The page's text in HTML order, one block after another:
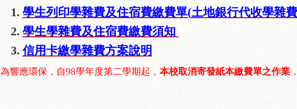
1. 學生列印學雜費及住宿費繳費單(土地銀行代收學雜
2. 學生學雜費及住宿費繳費須知
3.信用卡繳學雜費方案說明
為響應環保，自98學年度第二學期起， 本校取消寄發紙本繳費單之作業